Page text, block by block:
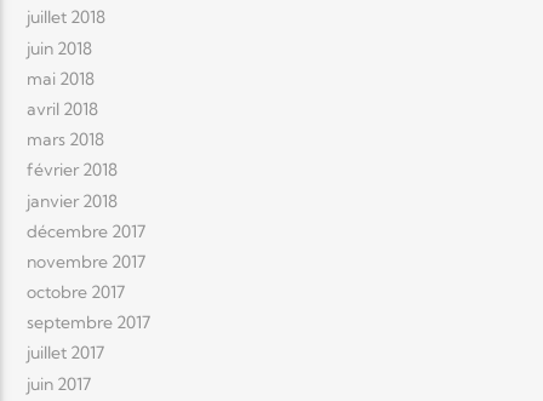
juillet 2018
juin 2018
mai 2018
avril 2018
mars 2018
février 2018
janvier 2018
décembre 2017
novembre 2017
octobre 2017
septembre 2017
juillet 2017
juin 2017